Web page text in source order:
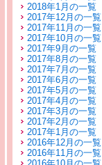
2018年1月の一覧
2017年12月の一覧
2017年11月の一覧
2017年10月の一覧
2017年9月の一覧
2017年8月の一覧
2017年7月の一覧
2017年6月の一覧
2017年5月の一覧
2017年4月の一覧
2017年3月の一覧
2017年2月の一覧
2017年1月の一覧
2016年12月の一覧
2016年11月の一覧